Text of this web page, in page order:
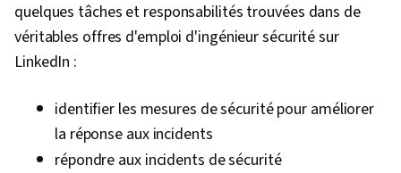
Signature unique (SSO), Détection et
prévention des intrusions, Politiques de
quelques tâches et responsabilités trouvées dans de
véritables offres d'emploi d'ingénieur sécurité sur
LinkedIn :
identifier les mesures de sécurité pour améliorer
la réponse aux incidents
répondre aux incidents de sécurité